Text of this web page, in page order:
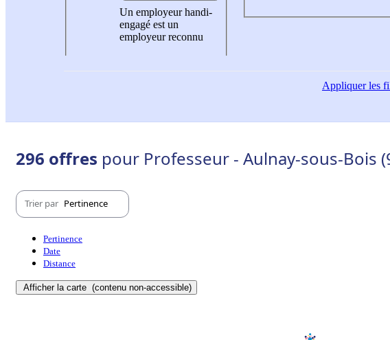
Un employeur handi-
engagé est un
employeur reconnu
Appliquerles
296 offres pour Professeur - Aulnay-sous-Bois
Trier par Pertinence
Pertinence
Date
Distance
Afficher la carte (contenu non-accessible)